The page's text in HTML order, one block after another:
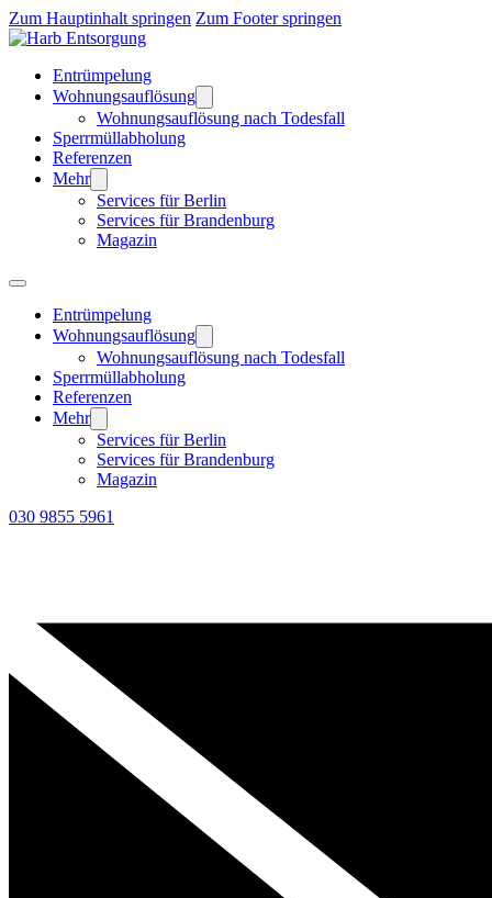
Zum Hauptinhalt springen Zum Footer springen
Entrümpelung
Wohnungsauflösung
Wohnungsauflösung nach Todesfall
Sperrmüllabholung
Referenzen
Mehr
Services für Berlin
Services für Brandenburg
Magazin
Entrümpelung
Wohnungsauflösung
Wohnungsauflösung nach Todesfall
Sperrmüllabholung
Referenzen
Mehr
Services für Berlin
Services für Brandenburg
Magazin
030 9855 5961